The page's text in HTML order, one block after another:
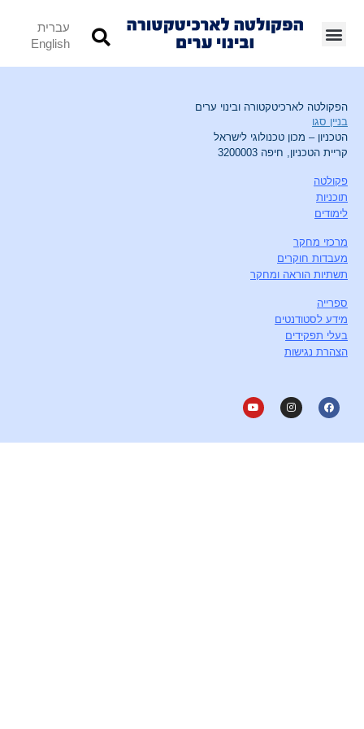
עברית
English
הפקולטה לארכיטקטורה ובינוי ערים
בניין סגו
הטכניון – מכון טכנולוגי לישראל
קריית הטכניון, חיפה 3200003
פקולטה
תוכניות
לימודים
מרכזי מחקר
מעבדות חוקרים
תשתיות הוראה ומחקר
ספרייה
מידע לסטודנטים
בעלי תפקידים
הצהרת נגישות